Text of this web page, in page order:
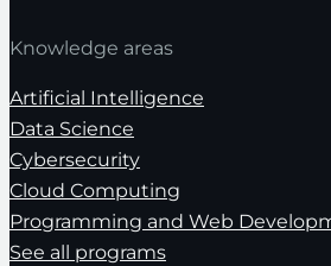
Knowledge areas
Artificial Intelligence
Data Science
Cybersecurity
Cloud Computing
Programming and Web
See all programs